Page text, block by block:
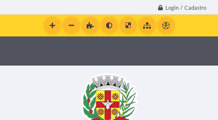
Login / Cadastro